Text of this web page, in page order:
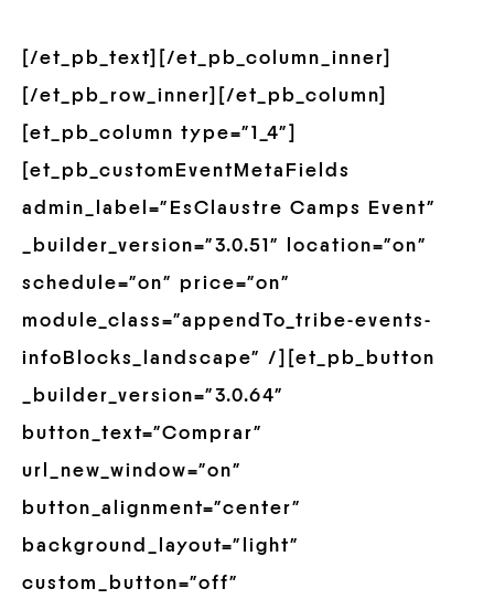
[/et_pb_text][/et_pb_column_inner]
[/et_pb_row_inner][/et_pb_column]
[et_pb_column type=”1_4″]
[et_pb_customEventMetaFields
admin_label=”EsClaustre Camps Event”
_builder_version=”3.0.51″ location=”on”
schedule=”on” price=”on”
module_class=”appendTo_tribe-events-
infoBlocks_landscape” /][et_pb_button
_builder_version=”3.0.64″
button_text=”Comprar”
url_new_window=”on”
button_alignment=”center”
background_layout=”light”
custom_button=”off”